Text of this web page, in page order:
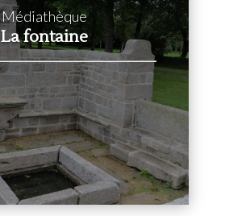
Médiathèque
La fontaine